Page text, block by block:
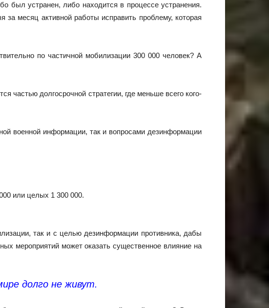
был устранен, либо находится в процессе устранения.
месяц активной работы исправить проблему, которая
по частичной мобилизации 300 000 человек? А
частью долгосрочной стратегии, где меньше всего кого-
военной информации, так и вопросами дезинформации
или целых 1 300 000.
так и с целью дезинформации противника, дабы
мероприятий может оказать существенное влияние на
долго не живут.